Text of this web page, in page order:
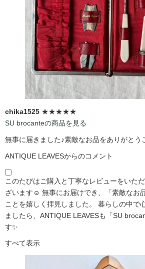
chika1525 ★★★★★
SU brocanteの商品を見る
無事に届きました♪素敵なお品をありがと
ANTIQUE LEAVESからのコメント
このたびはご購入と丁寧なレビューをいた
ざいます☺️ 無事にお届けでき、「素敵なお
ことを嬉しく拝見しました。 暮らしの中で
ましたら、ANTIQUE LEAVESも「SU
す✨
すべて表示